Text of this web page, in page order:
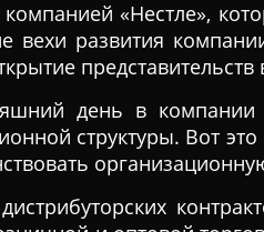
компанией «Нестле»,
вехи развития
представительств
день в компании
структуры. Вот